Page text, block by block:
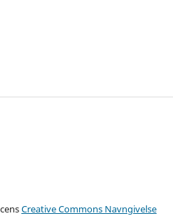
Creative Commons Navngivelse